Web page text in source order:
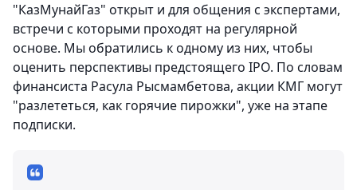
"КазМунайГаз" открыт и для общения с экспертами,
встречи с которыми проходят на регулярной
основе. Мы обратились к одному из них, чтобы
оценить перспективы предстоящего IPO. По словам
финансиста Расула Рысмамбетова, акции КМГ могут
"разлететься, как горячие пирожки", уже на этапе
подписки.